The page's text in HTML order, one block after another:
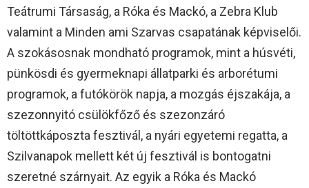
Teátrumi Társaság, a Róka és Mackó, a Zebra Klub
valamint a Minden ami Szarvas csapatának képviselői.
A szokásosnak mondható programok, mint a húsvéti,
pünkösdi és gyermeknapi állatparki és arborétumi
programok, a futókörök napja, a mozgás éjszakája, a
szezonnyitó csülökfőző és szezonzáró
töltöttkáposzta fesztivál, a nyári egyetemi regatta, a
Szilvanapok mellett két új fesztivál is bontogatni
szeretné szárnyait. Az egyik a Róka és Mackó